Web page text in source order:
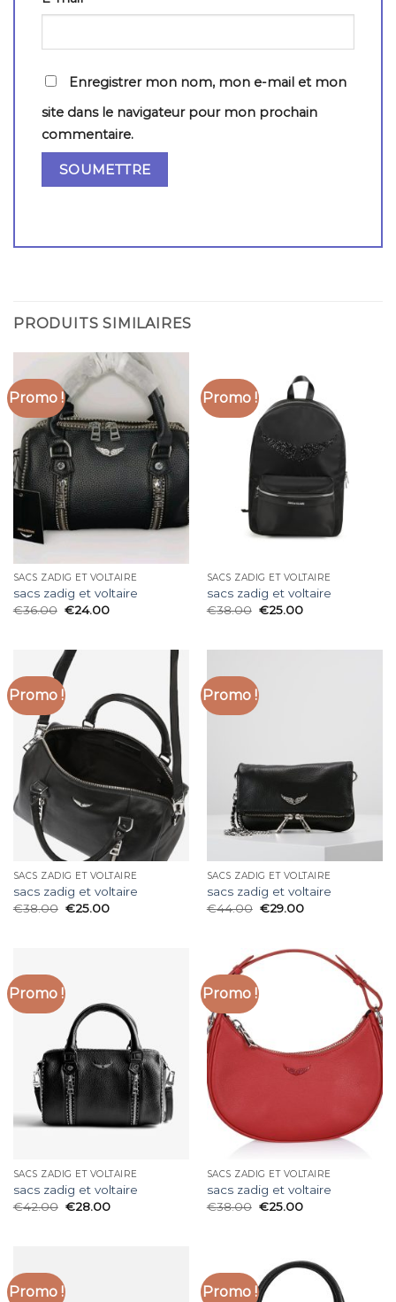
Enregistrer mon nom, mon e-mail et mon
site dans le navigateur pour mon prochain
commentaire.
PRODUITS SIMILAIRES
Promo !
SACS ZADIG ET VOLTAIRE
sacs zadig et voltaire
€36.00 €24.00
Promo !
SACS ZADIG ET VOLTAIRE
sacs zadig et voltaire
€38.00 €25.00
Promo !
SACS ZADIG ET VOLTAIRE
sacs zadig et voltaire
€38.00 €25.00
Promo !
SACS ZADIG ET VOLTAIRE
sacs zadig et voltaire
€44.00 €29.00
Promo !
SACS ZADIG ET VOLTAIRE
sacs zadig et voltaire
€42.00 €28.00
Promo !
SACS ZADIG ET VOLTAIRE
sacs zadig et voltaire
€38.00 €25.00
Promo ! Promo !